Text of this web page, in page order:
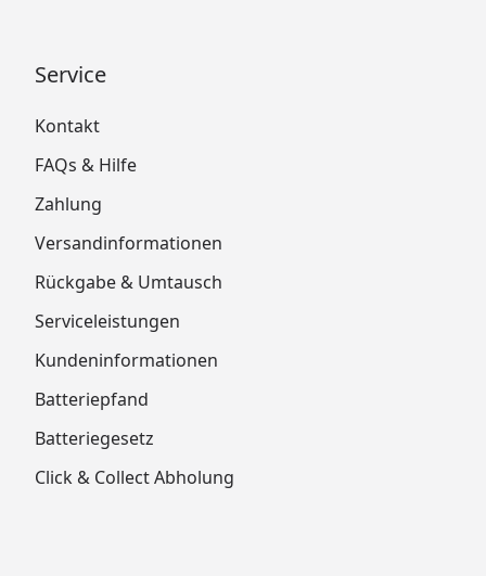
Service
Kontakt
FAQs & Hilfe
Zahlung
Versandinformationen
Rückgabe & Umtausch
Serviceleistungen
Kundeninformationen
Batteriepfand
Batteriegesetz
Click & Collect Abholung